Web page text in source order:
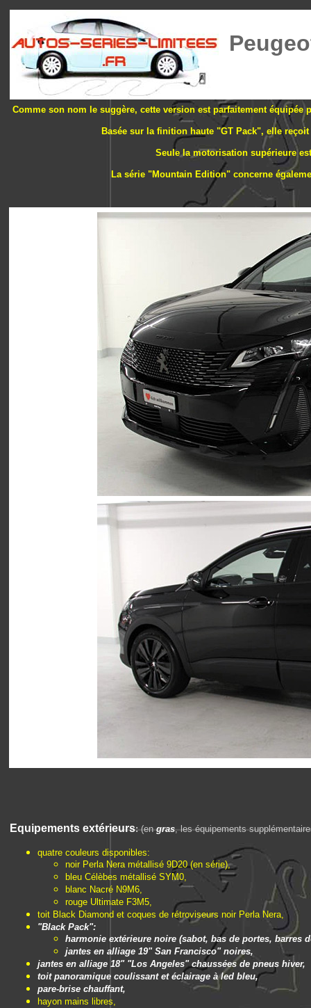
Comme son nom le suggère, cette version est parfaitement
Basée sur la finition haute "GT Pack", elle
Seule la motorisation supérieure
La série "Mountain Edition" concerne
Equipements extérieurs:(engras, les équipements
quatre couleurs disponibles:
noir Perla Nera métallisé 9D20 (en série),
bleu Célèbes métallisé SYM0,
blanc Nacré N9M6,
rouge Ultimate F3M5,
toit Black Diamond et coques de rétroviseurs noir Perla Nera,
"Black Pack":
harmonie extérieure noire (sabot, bas de portes, barres
jantes en alliage 19" San Francisco" noires,
jantes en alliage 18" "Los Angeles" chaussées de pneus hiver,
toit panoramique coulissant et éclairage à led bleu,
pare-brise chauffant,
hayon mains libres,